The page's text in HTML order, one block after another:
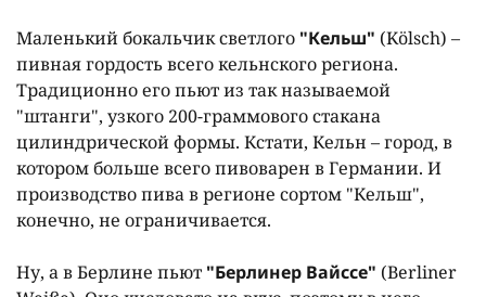
Маленький бокальчик светлого "Кельш" (Kölsch) –
пивная гордость всего кельнского региона.
Традиционно его пьют из так называемой
"штанги", узкого 200-граммового стакана
цилиндрической формы. Кстати, Кельн – город, в
котором больше всего пивоварен в Германии. И
производство пива в регионе сортом "Кельш",
конечно, не ограничивается.
Ну, а в Берлине пьют "Берлинер Вайссе" (Berliner